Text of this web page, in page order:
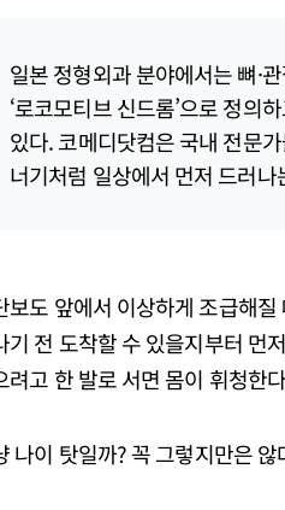
일본 정형외과 분야에서는 뼈·
‘로코모티브 신드롬’으로 정의
있다. 코메디닷컴은 국내 전문
너기처럼 일상에서 먼저 드러
보도 앞에서 이상하게 조급해
기 전 도착할 수 있을지부터 먼
려고 한 발로 서면 몸이 휘청한
나이 탓일까? 꼭 그렇지만은 않